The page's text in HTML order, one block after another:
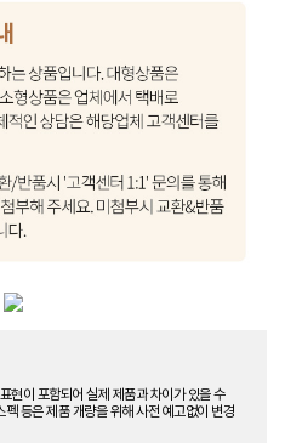
현이 포함되어 실제 제품과 차이가 있을 수
등은 제품 개량을 위해 사전 예고없이 변경